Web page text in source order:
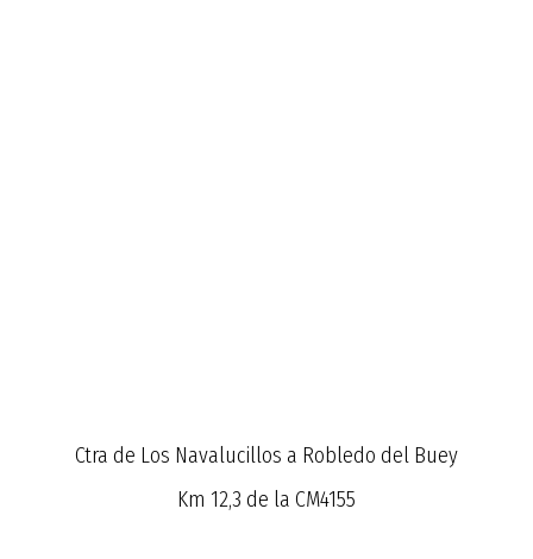
Ctra de Los Navalucillos a Robledo del Buey
Km 12,3 de la CM4155